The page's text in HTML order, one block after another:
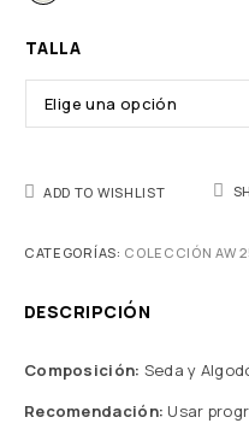
TALLA
ADD TO WISHLIST
CATEGORÍAS: COLECCIÓN AW
DESCRIPCIÓN
Composición: Seda y
Recomendación: Usar